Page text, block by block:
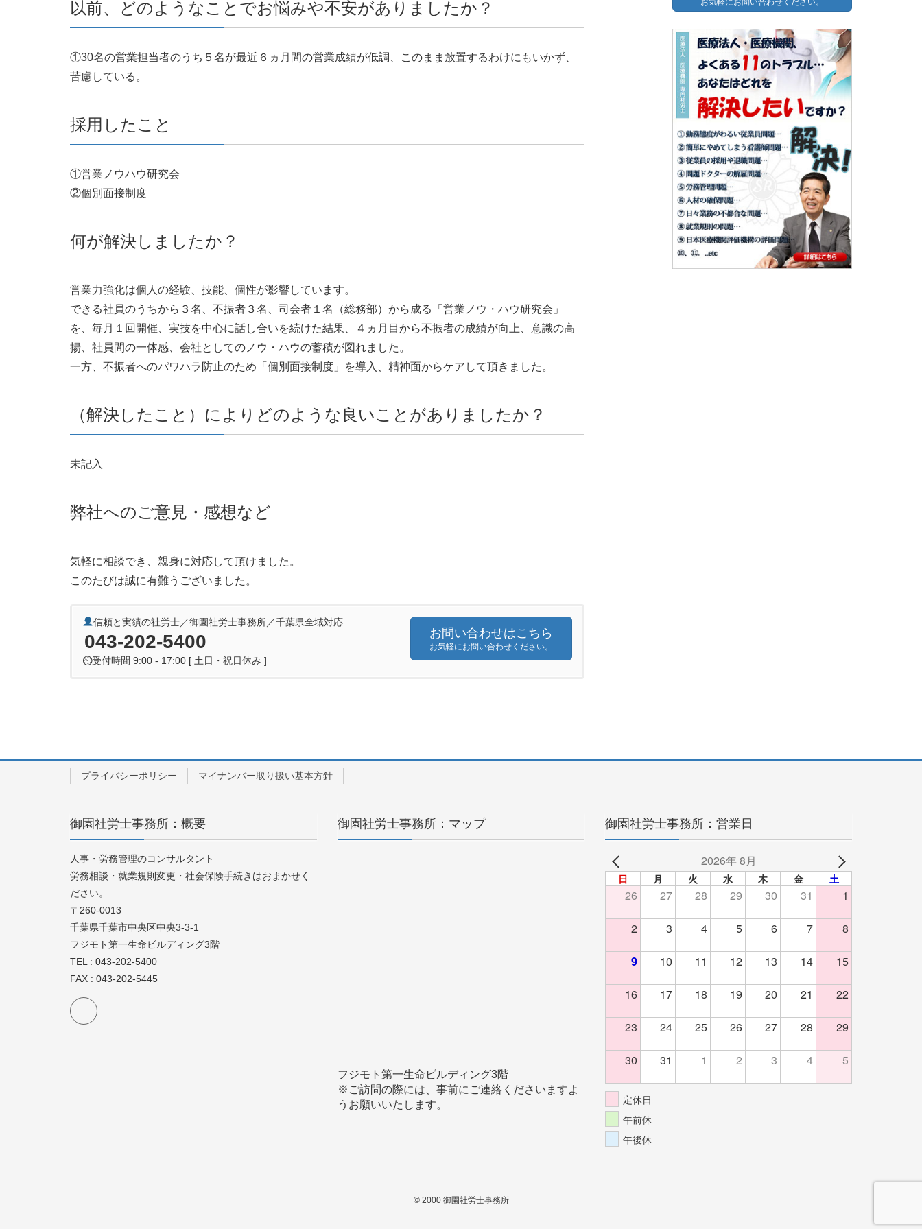
以前、どのようなことでお悩みや不安がありましたか？
①30名の営業担当者のうち５名が最近６ヵ月間の営業成績が低調、このまま放置するわけにもいかず、
苦慮している。
採用したこと
①営業ノウハウ研究会
②個別面接制度
何が解決しましたか？
営業力強化は個人の経験、技能、個性が影響しています。
できる社員のうちから３名、不振者３名、司会者１名（総務部）から成る「営業ノウ・ハウ研究会」
を、毎月１回開催、実技を中心に話し合いを続けた結果、４ヵ月目から不振者の成績が向上、意識の高
揚、社員間の一体感、会社としてのノウ・ハウの蓄積が図れました。
一方、不振者へのパワハラ防止のため「個別面接制度」を導入、精神面からケアして頂きました。
（解決したこと）によりどのような良いことがありましたか？
未記入
弊社へのご意見・感想など
気軽に相談でき、親身に対応して頂けました。
このたびは誠に有難うございました。
信頼と実績の社労士／御園社労士事務所／千葉県全域対応
043-202-5400
⏲受付時間 9:00 - 17:00 [ 土日・祝日休み ]
お問い合わせはこちら
お気軽にお問い合わせください。
お気軽にお問い合わせください。
プライバシーポリシー マイナンバー取り扱い基本方針
御園社労士事務所：概要
人事・労務管理のコンサルタント
労務相談・就業規則変更・社会保険手続きはおまかせく
ださい。
〒260-0013
千葉県千葉市中央区中央3-3-1
フジモト第一生命ビルディング3階
TEL : 043-202-5400
FAX : 043-202-5445
御園社労士事務所：マップ
フジモト第一生命ビルディング3階
※ご訪問の際には、事前にご連絡くださいますよ
うお願いいたします。
御園社労士事務所：営業日
2026年 8月
日 月 火 水 木 金 土
26 27 28 29 30 31 1
2 3 4 5 6 7 8
9 10 11 12 13 14 15
16 17 18 19 20 21 22
23 24 25 26 27 28 29
30 31 1 2 3 4 5
定休日
午前休
午後休
© 2000 御園社労士事務所